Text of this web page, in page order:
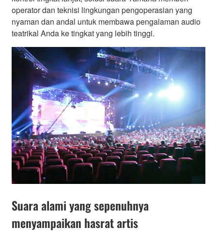
operator dan teknisi lingkungan pengoperasian yang
nyaman dan andal untuk membawa pengalaman audio
teatrikal Anda ke tingkat yang lebih tinggi.
Suara alami yang sepenuhnya
menyampaikan hasrat artis